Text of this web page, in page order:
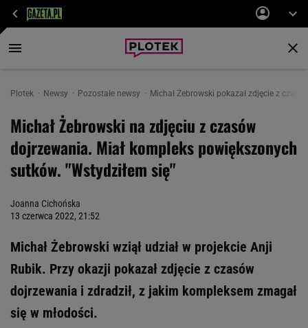
Plotek Newsy Pozostałe newsy Michał Żebrowski pokazał zdjęcie z
Michał Żebrowski na zdjęciu z czasów
dojrzewania. Miał kompleks powiększonych
sutków. "Wstydziłem się"
Joanna Cichońska
13 czerwca 2022, 21:52
Michał Żebrowski wziął udział w projekcie Anji
Rubik. Przy okazji pokazał zdjęcie z czasów
dojrzewania i zdradził, z jakim kompleksem zmagał
się w młodości.